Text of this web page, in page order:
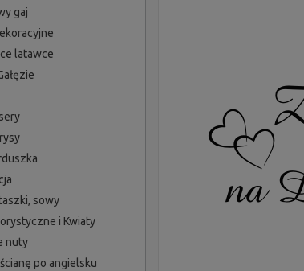
gaj
latawce
sowy
i Kwiaty
nuty
po angielsku